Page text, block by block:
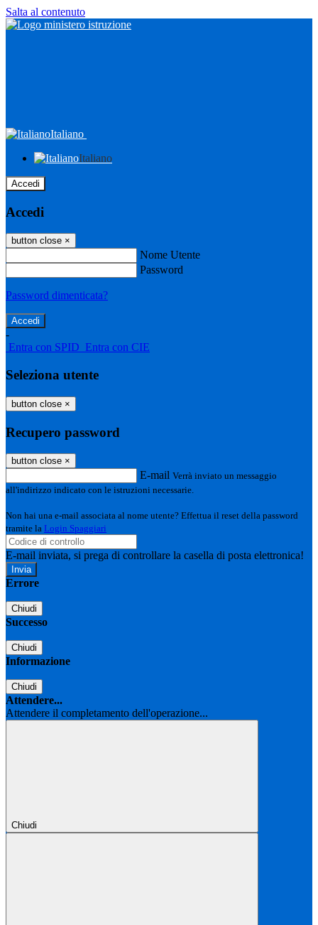
Salta al contenuto
Italiano
Italiano
Accedi
Accedi
button close ×
Nome Utente
Password
Password dimenticata?
-
Entra con SPID Entra con CIE
Seleziona utente
button close ×
Recupero password
button close ×
E-mail Verrà inviato un messaggio
all'indirizzo indicato con le istruzioni necessarie.
Non hai una e-mail associata al nome utente? Effettua il reset della password
tramite la Login Spaggiari
E-mail inviata, si prega di controllare la casella di posta elettronica!
Errore
Chiudi
Successo
Chiudi
Informazione
Chiudi
Attendere...
Attendere il completamento dell'operazione...
Chiudi